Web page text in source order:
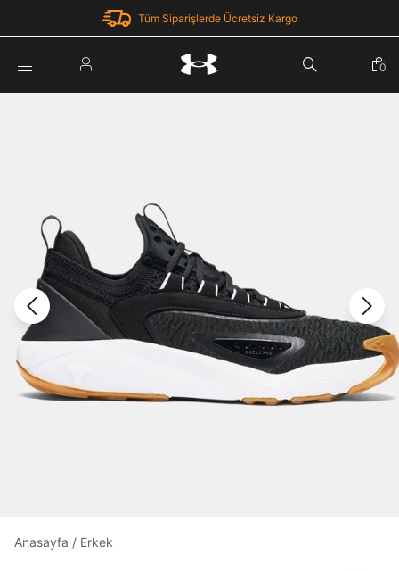
Tüm Siparişlerde Ücretsiz Kargo
Şifremi Unuttum
Giriş Yap
Under Armour'da yeni misiniz?Kayıt Ol
0
Anasayfa / Erkek
Parola Yenileme
Parolayı Yenile
Giriş Sayfasına Dön
Zaten hesabın var mı? Giriş yap
Giriş Yap